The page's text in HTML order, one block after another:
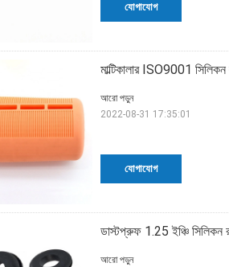
যোগাযোগ
মাল্টিকালার ISO9001 সিলিকন
যোগাযোগ
আরো পড়ুন
2022-08-31 17:35:01
ডাস্টপ্রুফ 1.25 ইঞ্চি সিলিকন
আরো পড়ুন